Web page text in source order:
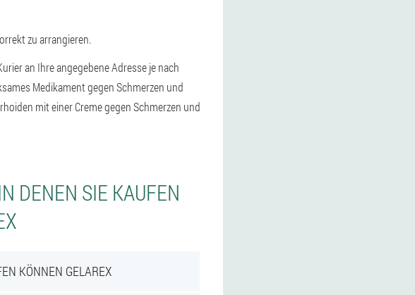
zu arrangieren.
an Ihre angegebene Adresse je nach
Medikament gegen Schmerzen und
mit einer Creme gegen Schmerzen und
DENEN SIE KAUFEN
KÖNNEN GELAREX